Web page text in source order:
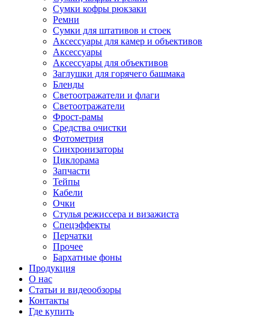
Сумки кофры рюкзаки
Ремни
Сумки для штативов и стоек
Аксессуары для камер и объективов
Аксессуары
Аксессуары для объективов
Заглушки для горячего башмака
Бленды
Светоотражатели и флаги
Светоотражатели
Фрост-рамы
Средства очистки
Фотометрия
Синхронизаторы
Циклорама
Запчасти
Тейпы
Кабели
Очки
Стулья режиссера и визажиста
Спецэффекты
Перчатки
Прочее
Бархатные фоны
Продукция
О нас
Статьи и видеообзоры
Контакты
Где купить